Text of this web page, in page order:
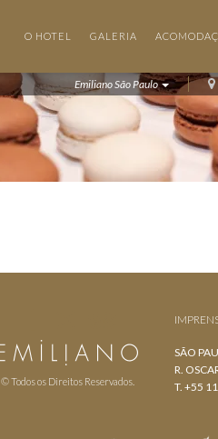
O HOTEL GALERIA
Emiliano São Paulo
© Todos os Direitos Reservados.
SÃO
R.
T. +55